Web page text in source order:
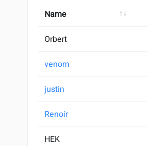
Name
Orbert
venom
justin
Renoir
HEK